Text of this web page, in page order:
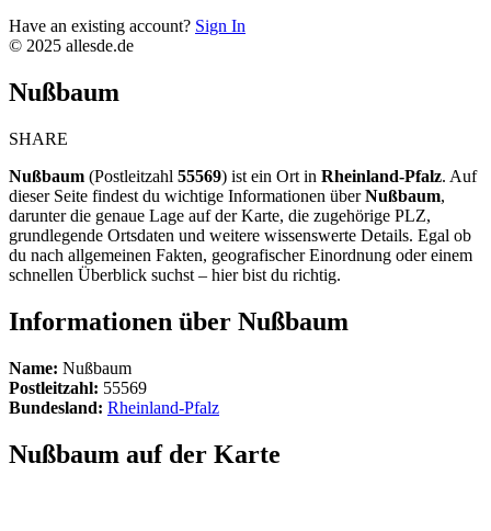
Have an existing account? Sign In
© 2025 allesde.de
Nußbaum
SHARE
Nußbaum (Postleitzahl 55569) ist ein Ort in Rheinland-Pfalz. Auf
dieser Seite findest du wichtige Informationen überNußbaum,
darunter die genaue Lage auf der Karte, die zugehörige PLZ,
grundlegende Ortsdaten und weitere wissenswerte Details. Egal ob
du nach allgemeinen Fakten, geografischer Einordnung oder einem
schnellen Überblick suchst – hier bist du richtig.
Informationen über Nußbaum
Name: Nußbaum
Postleitzahl: 55569
Bundesland: Rheinland-Pfalz
Nußbaum auf der Karte